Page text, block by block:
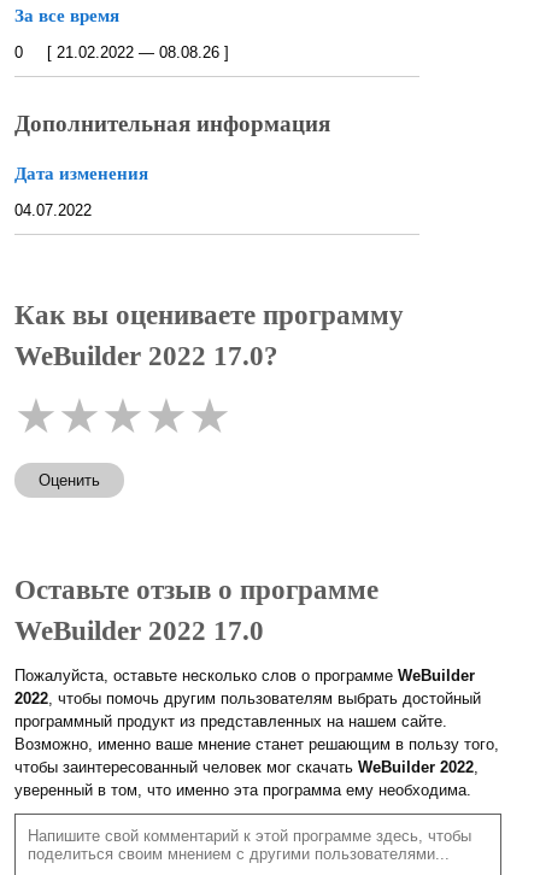
За все время
0 [ 21.02.2022 — 08.08.26 ]
Дополнительная информация
Дата изменения
04.07.2022
Как вы оцениваете программу
WeBuilder 2022 17.0?
★★★★★
Оценить
Оставьте отзыв о программе
WeBuilder 2022 17.0
Пожалуйста, оставьте несколько слов о программе WeBuilder
2022, чтобы помочь другим пользователям выбрать достойный
программный продукт из представленных на нашем сайте.
Возможно, именно ваше мнение станет решающим в пользу того,
чтобы заинтересованный человек мог скачать WeBuilder 2022,
уверенный в том, что именно эта программа ему необходима.